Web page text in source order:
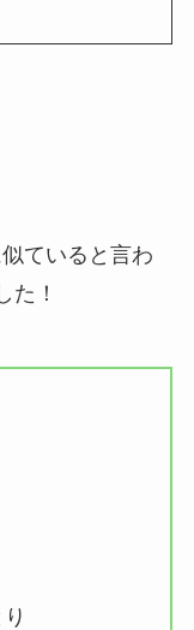
ていると言わ
た！